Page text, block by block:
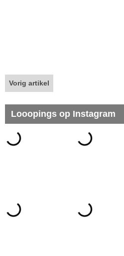
Vorig artikel
Looopings op Instagram